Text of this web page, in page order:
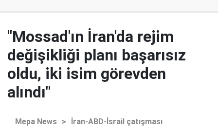
"Mossad'ın İran'da rejim
değişikliği planı başarısız
oldu, iki isim görevden
alındı"
Mepa News > İran-ABD-İsrail çatışması